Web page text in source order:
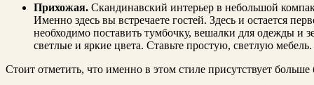
Прихожая. Скандинавский интерьер в небольшой
Именно здесь вы встречаете гостей. Здесь и остается
необходимо поставить тумбочку, вешалки для одежды и
светлые и яркие цвета. Ставьте простую, светлую
Стоит отметить, что именно в этом стиле присутствует больше